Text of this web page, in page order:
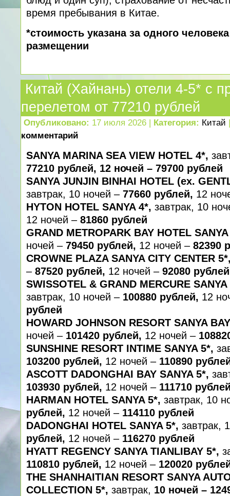
время пребывания в Китае.
*стоимость указана за одного
размещении
Китай (Хайнань) отели 4-5* с
перелетом от 77210 рублей
Опубликовано: 17 июля 2026 | Категория: Китай
комментарий
SANYA MARINA SEA VIEW HOTEL 4*,
77210 рублей, 12 ночей – 79700 рублей
SANYA JUNJIN BINHAI HOTEL (ex.
завтрак, 10 ночей – 77660 рублей, 12
HYTON HOTEL SANYA 4*, завтрак, 10
12 ночей – 81860 рублей
GRAND METROPARK BAY HOTEL
ночей – 79450 рублей, 12 ночей – 82390
CROWNE PLAZA SANYA CITY CENTER
– 87520 рублей, 12 ночей – 92080 рублей
SWISSOTEL & GRAND MERCURE
завтрак, 10 ночей – 100880 рублей, 12
рублей
HOWARD JOHNSON RESORT SANYA
ночей – 101420 рублей, 12 ночей –
SUNSHINE RESORT INTIME SANYA 5*,
103200 рублей, 12 ночей – 110890
ASCOTT DADONGHAI BAY SANYA 5*,
103930 рублей, 12 ночей – 111710
HARMAN HOTEL SANYA 5*, завтрак, 10
рублей, 12 ночей – 114110 рублей
DADONGHAI HOTEL SANYA 5*, завтрак,
рублей, 12 ночей – 116270 рублей
HYATT REGENCY SANYA TIANLIBAY 5*,
110810 рублей, 12 ночей – 120020
THE SHANHAITIAN RESORT SANYA
COLLECTION 5*, завтрак, 10 ночей –